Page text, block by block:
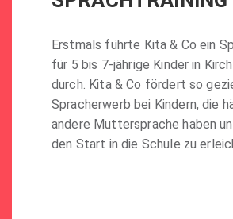
Erstmals führte Kita & Co ein
für 5 bis 7-jährige Kinder in
durch. Kita & Co fördert so
Spracherwerb bei Kindern, die
andere Muttersprache haben
den Start in die Schule zu